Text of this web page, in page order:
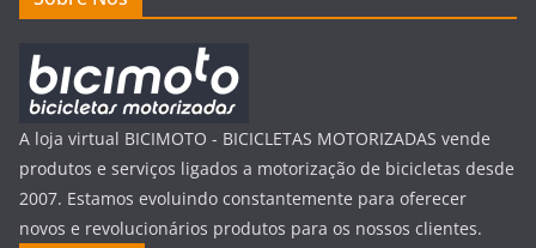
A loja virtual BICIMOTO - BICICLETAS MOTORIZADAS vende
produtos e serviços ligados a motorização de bicicletas desde
2007. Estamos evoluindo constantemente para oferecer
novos e revolucionários produtos para os nossos clientes.